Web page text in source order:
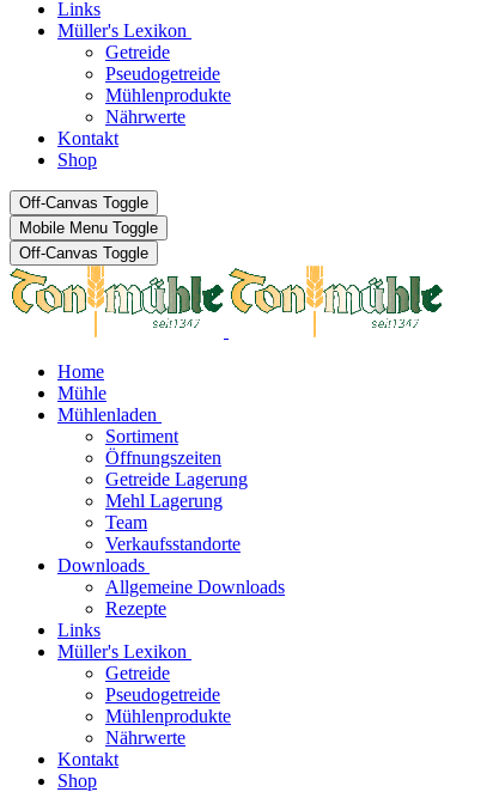
Links
Müller's Lexikon
Getreide
Pseudogetreide
Mühlenprodukte
Nährwerte
Kontakt
Shop
Off-Canvas Toggle
Mobile Menu Toggle
Off-Canvas Toggle
Home
Mühle
Mühlenladen
Sortiment
Öffnungszeiten
Getreide Lagerung
Mehl Lagerung
Team
Verkaufsstandorte
Downloads
Allgemeine Downloads
Rezepte
Links
Müller's Lexikon
Getreide
Pseudogetreide
Mühlenprodukte
Nährwerte
Kontakt
Shop